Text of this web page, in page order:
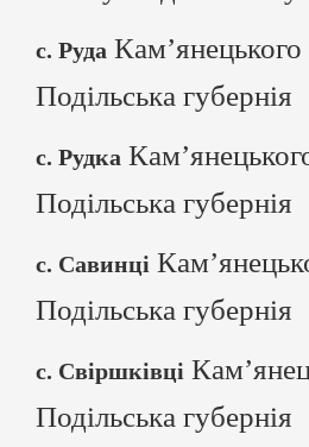
с. Руда Кам’янецького
Подільська губернія
с. Рудка
Подільська губернія
с. Савинці
Подільська губернія
с. Свіршківці
Подільська губернія